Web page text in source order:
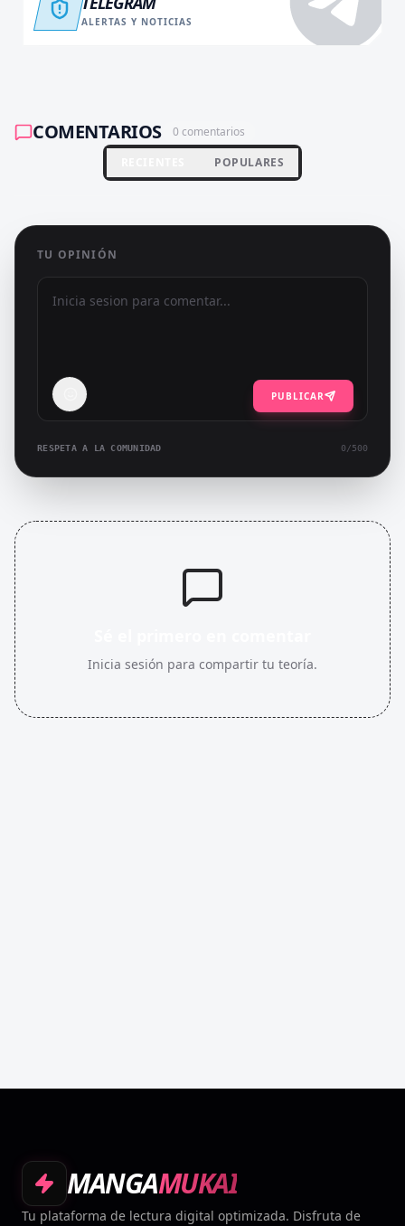
ALERTAS Y NOTICIAS
COMENTARIOS 0 comentarios
POPULARES
TU OPINIÓN
PUBLICAR
RESPETA A LA COMUNIDAD 0/500
Inicia sesión para compartir tu teoría.
MANGAMUKAI
Tu plataforma de lectura digital optimizada. Disfruta de